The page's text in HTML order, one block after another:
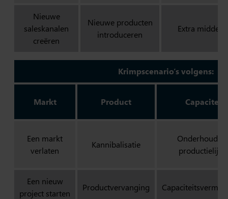
Nieuwe
saleskanalen
creëren
Nieuwe producten
introduceren
Extra
Krimpscenario’s volgens:
Markt Product Capaciteit
Een markt
verlaten
Kannibalisatie
Onderhoud
Een nieuw
project starten
Productvervanging